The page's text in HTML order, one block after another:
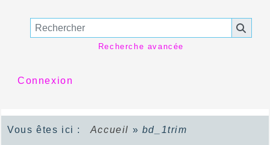
Recherche avancée
Connexion
Vous êtes ici : Accueil » bd_1trim